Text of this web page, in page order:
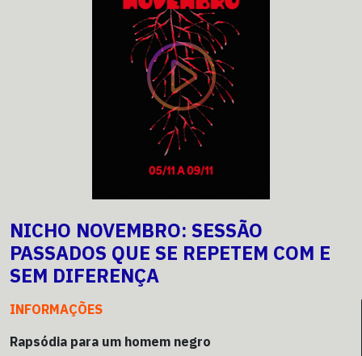
NICHO NOVEMBRO: SESSÃO
PASSADOS QUE SE REPETEM COM E
SEM DIFERENÇA
INFORMAÇÕES
Rapsódia para um homem negro